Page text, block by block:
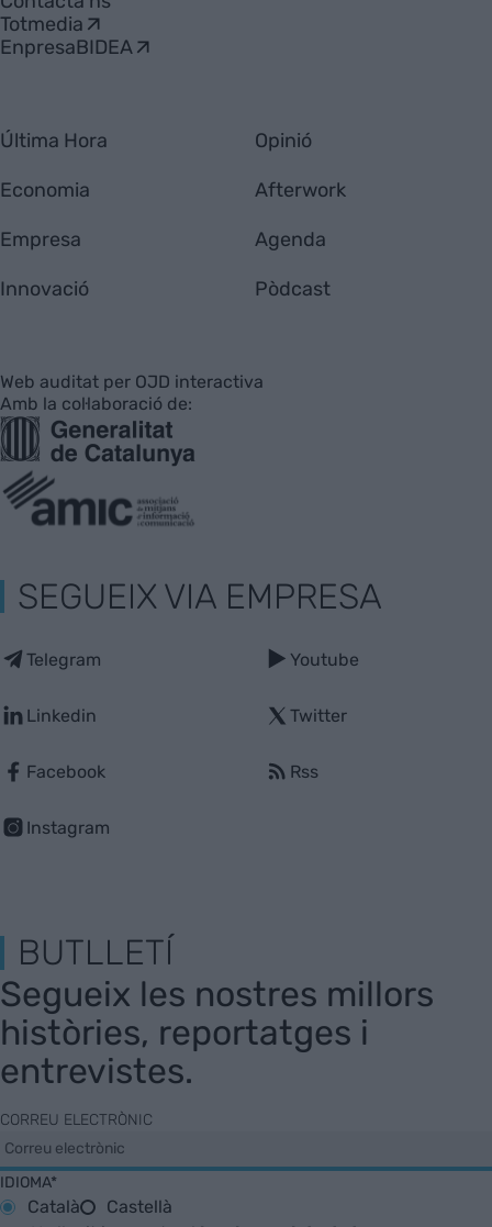
Totmedia
EnpresaBIDEA
Última Hora
Economia
Empresa
Innovació
Opinió
Afterwork
Agenda
Pòdcast
Web auditat per OJD interactiva
Amb la col·laboració de:
SEGUEIX VIA EMPRESA
Telegram
Linkedin
Facebook
Instagram
Youtube
Twitter
Rss
BUTLLETÍ
Segueix les nostres millors
històries, reportatges i
entrevistes.
CORREU ELECTRÒNIC
IDIOMA*
Català
Castellà